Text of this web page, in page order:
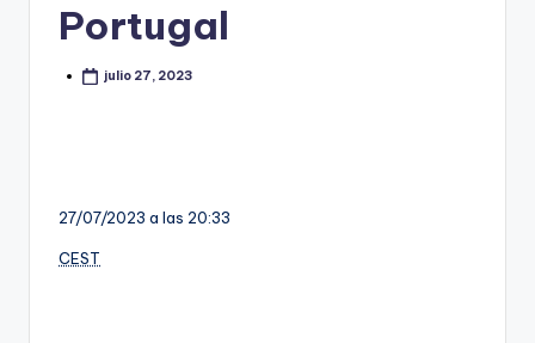
Portugal
julio 27, 2023
27/07/2023 a las 20:33
CEST